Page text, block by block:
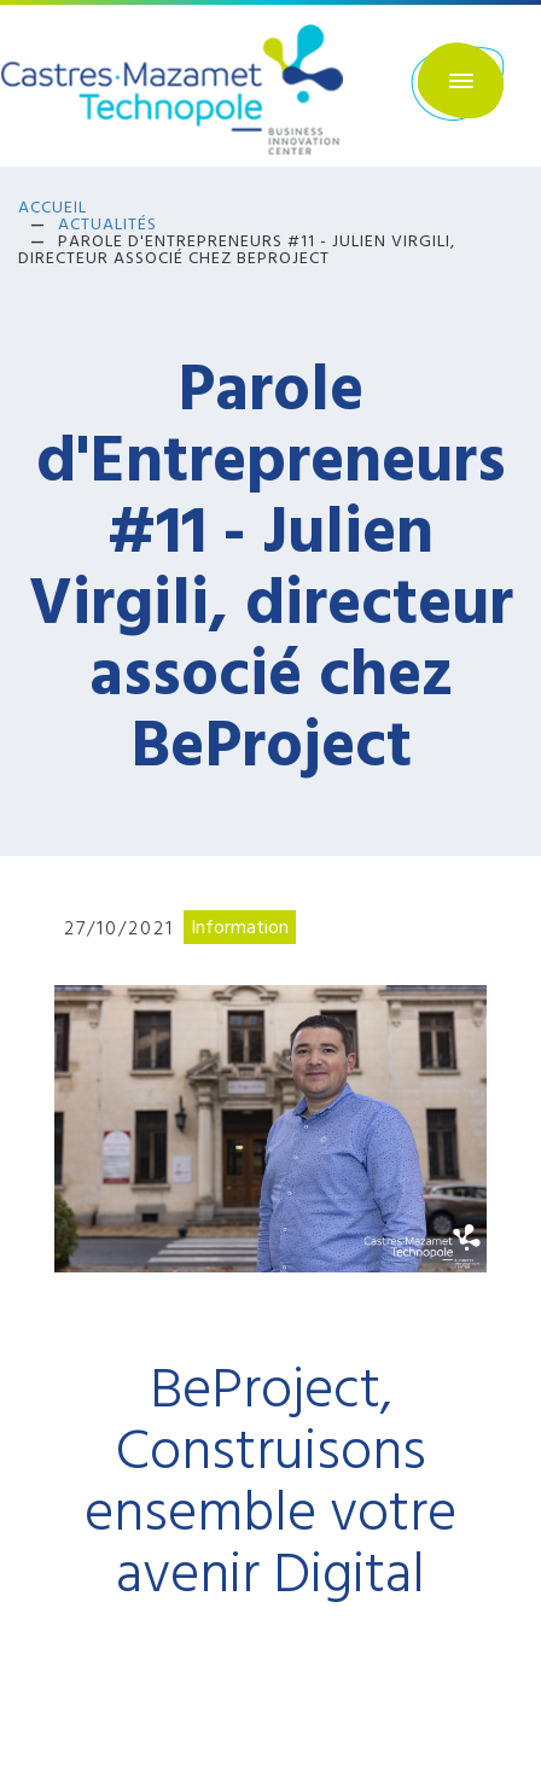
Aller
principal
ACCUEIL
ACTUALITÉS
PAROLE D'ENTREPRENEURS #11 - JULIEN VIRGILI,
DIRECTEUR ASSOCIÉ CHEZ BEPROJECT
Parole
d'Entrepreneurs
#11 - Julien
Virgili, directeur
associé chez
BeProject
27/10/2021 Information
BeProject,
Construisons
ensemble votre
avenir Digital